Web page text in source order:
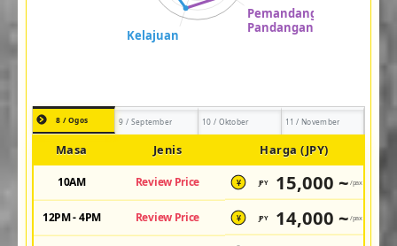
8 / Ogos 9 / September 10 / Oktober 11 / November
Masa Jenis Harga (JPY)
10AM Review Price ¥ JPY 15,000 ~ /pax
12PM - 4PM Review Price ¥ JPY 14,000 ~ /pax